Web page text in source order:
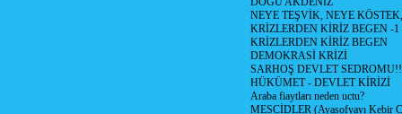
NEYE TEŞVİK, NEYE
KRİZLERDEN KİRİZ BEGEN -1
KRİZLERDEN KİRİZ BEGEN
DEMOKRASİ KRİZİ
SARHOŞ DEVLET SEDROMU!!
HÜKÜMET - DEVLET KİRİZİ
Araba fiaytları neden uctu?
MESCİDLER (Ayasofyayı Kebir